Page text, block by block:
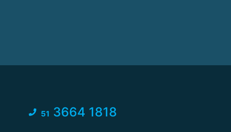
51 3664 1818